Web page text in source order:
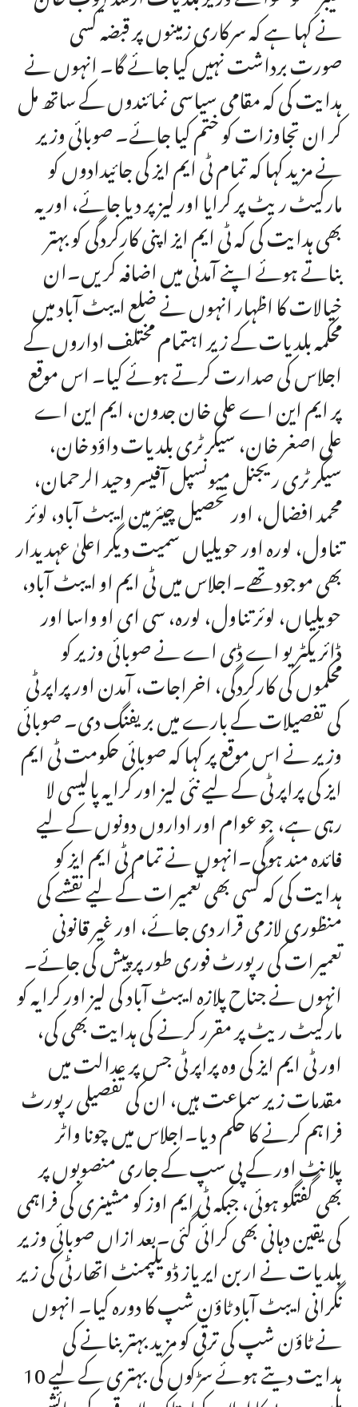
نے کہا ہے کہ سرکاری زمینوں پر قبضہ کسی
صورت برداشت نہیں کیا جائے گا۔ انہوں نے
ہدایت کی کہ مقامی سیاسی نمائندوں کے ساتھ مل
کر ان تجاوزات کو ختم کیا جائے۔ صوبائی وزیر
نے مزید کہا کہ تمام ٹی ایم ایز کی جائیدادوں کو
مارکیٹ ریٹ پر کرایا اور لیز پر دیا جائے، اور یہ
بھی ہدایت کی کہ ٹی ایم ایز اپنی کارکردگی کو بہتر
بناتے ہوئے اپنے آمدنی میں اضافہ کریں۔ان
خیالات کا اظہار انہوں نے ضلع ایبٹ آباد میں
محکمہ بلدیات کے زیر اہتمام مختلف اداروں کے
اجلاس کی صدارت کرتے ہوئے کیا۔ اس موقع
پر ایم این اے علی خان جدون، ایم این اے
علی اصغر خان، سیکرٹری بلدیات داؤد خان،
سیکرٹری ریجنل میونسپل آفیسر وحید الرحمان،
محمد افضال، اور تحصیل چیئرمین ایبٹ آباد، لوئر
تناول، لورہ اور حویلیاں سمیت دیگر اعلیٰ عہدیدار
بھی موجود تھے۔اجلاس میں ٹی ایم او ایبٹ آباد،
حویلیاں، لوئر تناول، لورہ، سی ای او واسا اور
ڈائریکٹر یو اے ڈی اے نے صوبائی وزیر کو
محکموں کی کارکردگی، اخراجات، آمدن اور پراپرٹی
کی تفصیلات کے بارے میں بریفنگ دی۔ صوبائی
وزیر نے اس موقع پر کہا کہ صوبائی حکومت ٹی ایم
ایز کی پراپرٹی کے لیے نئی لیز اور کرایہ پالیسی لا
رہی ہے، جو عوام اور اداروں دونوں کے لیے
فائدہ مند ہوگی۔انہوں نے تمام ٹی ایم ایز کو
ہدایت کی کہ کسی بھی تعمیرات کے لیے نقشے کی
منظوری لازمی قرار دی جائے، اور غیر قانونی
تعمیرات کی رپورٹ فوری طور پر پیش کی جائے۔
انہوں نے جناح پلازہ ایبٹ آباد کی لیز اور کرایہ کو
مارکیٹ ریٹ پر مقرر کرنے کی ہدایت بھی کی،
اور ٹی ایم ایز کی وہ پراپرٹی جس پر عدالت میں
مقدمات زیر سماعت ہیں، ان کی تفصیلی رپورٹ
فراہم کرنے کا حکم دیا۔اجلاس میں چونا واٹر
پلانٹ اور کے پی سپ کے جاری منصوبوں پر
بھی گفتگو ہوئی، جبکہ ٹی ایم اوز کو مشینری کی فراہمی
کی یقین دہانی بھی کرائی گئی۔بعد ازاں صوبائی وزیر
بلدیات نے اربن ایریاز ڈویلپمنٹ اتھارٹی کی زیر
نگرانی ایبٹ آباد ٹاؤن شپ کا دورہ کیا۔ انہوں
نے ٹاؤن شپ کی ترقی کو مزید بہتر بنانے کی
ہدایت دیتے ہوئے سڑکوں کی بہتری کے لیے 10